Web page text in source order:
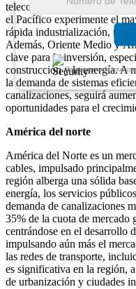
Garantizamos la total
telecomunicaciones. Sin
el Pacífico experimente el
rápida industrialización,
Además, Oriente Medio y
clave para la inversión,
construcción y la energía. A
la demanda de sistemas
canalizaciones, seguirá
oportunidades para el
América del norte
América del Norte es un
cables, impulsado
región alberga una sólida
energía, los servicios
demanda de canalizaciones
35% de la cuota de
centrándose en el desarrollo
impulsando aún más el
las redes de transporte,
es significativa en la región,
de urbanización y ciudades